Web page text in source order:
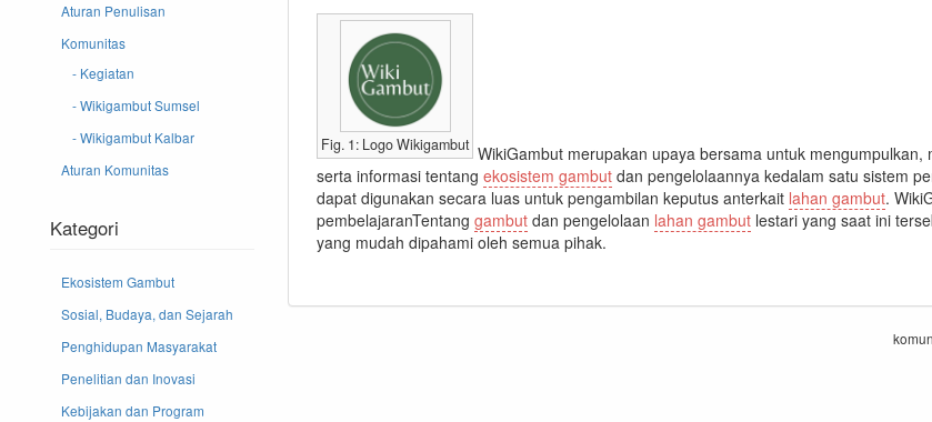
Aturan Penulisan
Komunitas
- Kegiatan
- Wikigambut Sumsel
- Wikigambut Kalbar
Aturan Komunitas
Kategori
Ekosistem Gambut
Sosial, Budaya, dan Sejarah
Penghidupan Masyarakat
Penelitian dan Inovasi
Kebijakan dan Program
Fig. 1: Logo Wikigambut WikiGambut merupakan upaya bersama untuk
serta informasi tentang ekosistem gambut dan pengelolaannya kedalam satu sistem
dapat digunakan secara luas untuk pengambilan keputus anterkait lahan gambut.
pembelajaranTentang gambut dan pengelolaan lahan gambut lestari yang saat ini
yang mudah dipahami oleh semua pihak.